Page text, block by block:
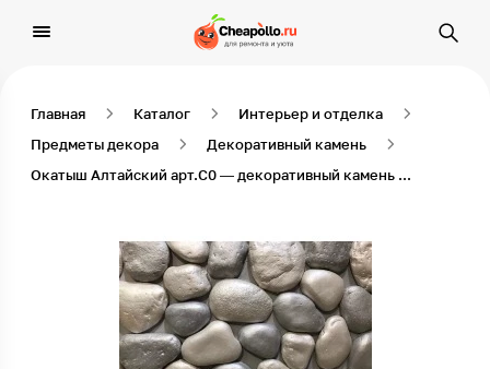
Главная Каталог
Интерьер и отделка
Предметы декора
Декоративный камень
Окатыш Алтайский арт.С0 — декоративный камень для внутренней отделки